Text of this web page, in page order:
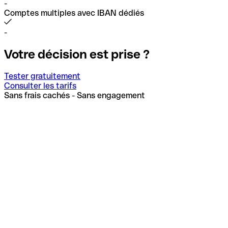
-
Comptes multiples avec IBAN dédiés
-
Votre décision est prise ?
Tester gratuitement
Consulter les tarifs
Sans frais cachés - Sans engagement